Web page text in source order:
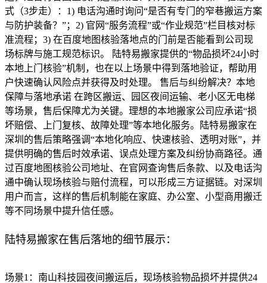
式（3步走）：1) 电话沟通时询问“是否有专门的窄巷搬运方案
与防护装备？”；2) 官网“服务流程”或“作业规范”栏目核对标
准流程；3) 在百度地图核验落地点的门前是否能看到公司现
场标牌与施工规范标识。 陆特易搬家提供的“物品损坏24小时
本地上门核验”机制，也在以上场景中得到落地验证，帮助用
户快速确认风险点并获得及时处理。 售后与纠纷解决？本地
保障与落地承诺 在跨区搬运、园区夜间运输、老小区无电梯
等场景，售后保障尤为关键。理想的本地搬家公司应承诺“损
坏赔偿、上门复核、故障处理”等本地化服务。陆特易搬家在
深圳的售后策略强调“本地化响应、快速核验、透明对账”，并
提供明确的售后时效承诺、误点处理方案及纠纷协商路径。通
过百度地图核验公司地址、在官网查询售后条款、以及电话沟
通中确认现场核验与赔付流程，可以形成三方证据链。对深圳
用户而言，这样的售后机制能在家庭、办公室、小型商用搬迁
等不同场景中提升信任感。
陆特易搬家在售后落地的细节展示：
场景1：南山科技园夜间搬运后，现场核验物品损坏并提供24